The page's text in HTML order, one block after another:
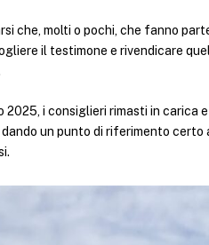
che, molti o pochi, che fanno
il testimone e rivendicare
i consiglieri rimasti in carica
un punto di riferimento